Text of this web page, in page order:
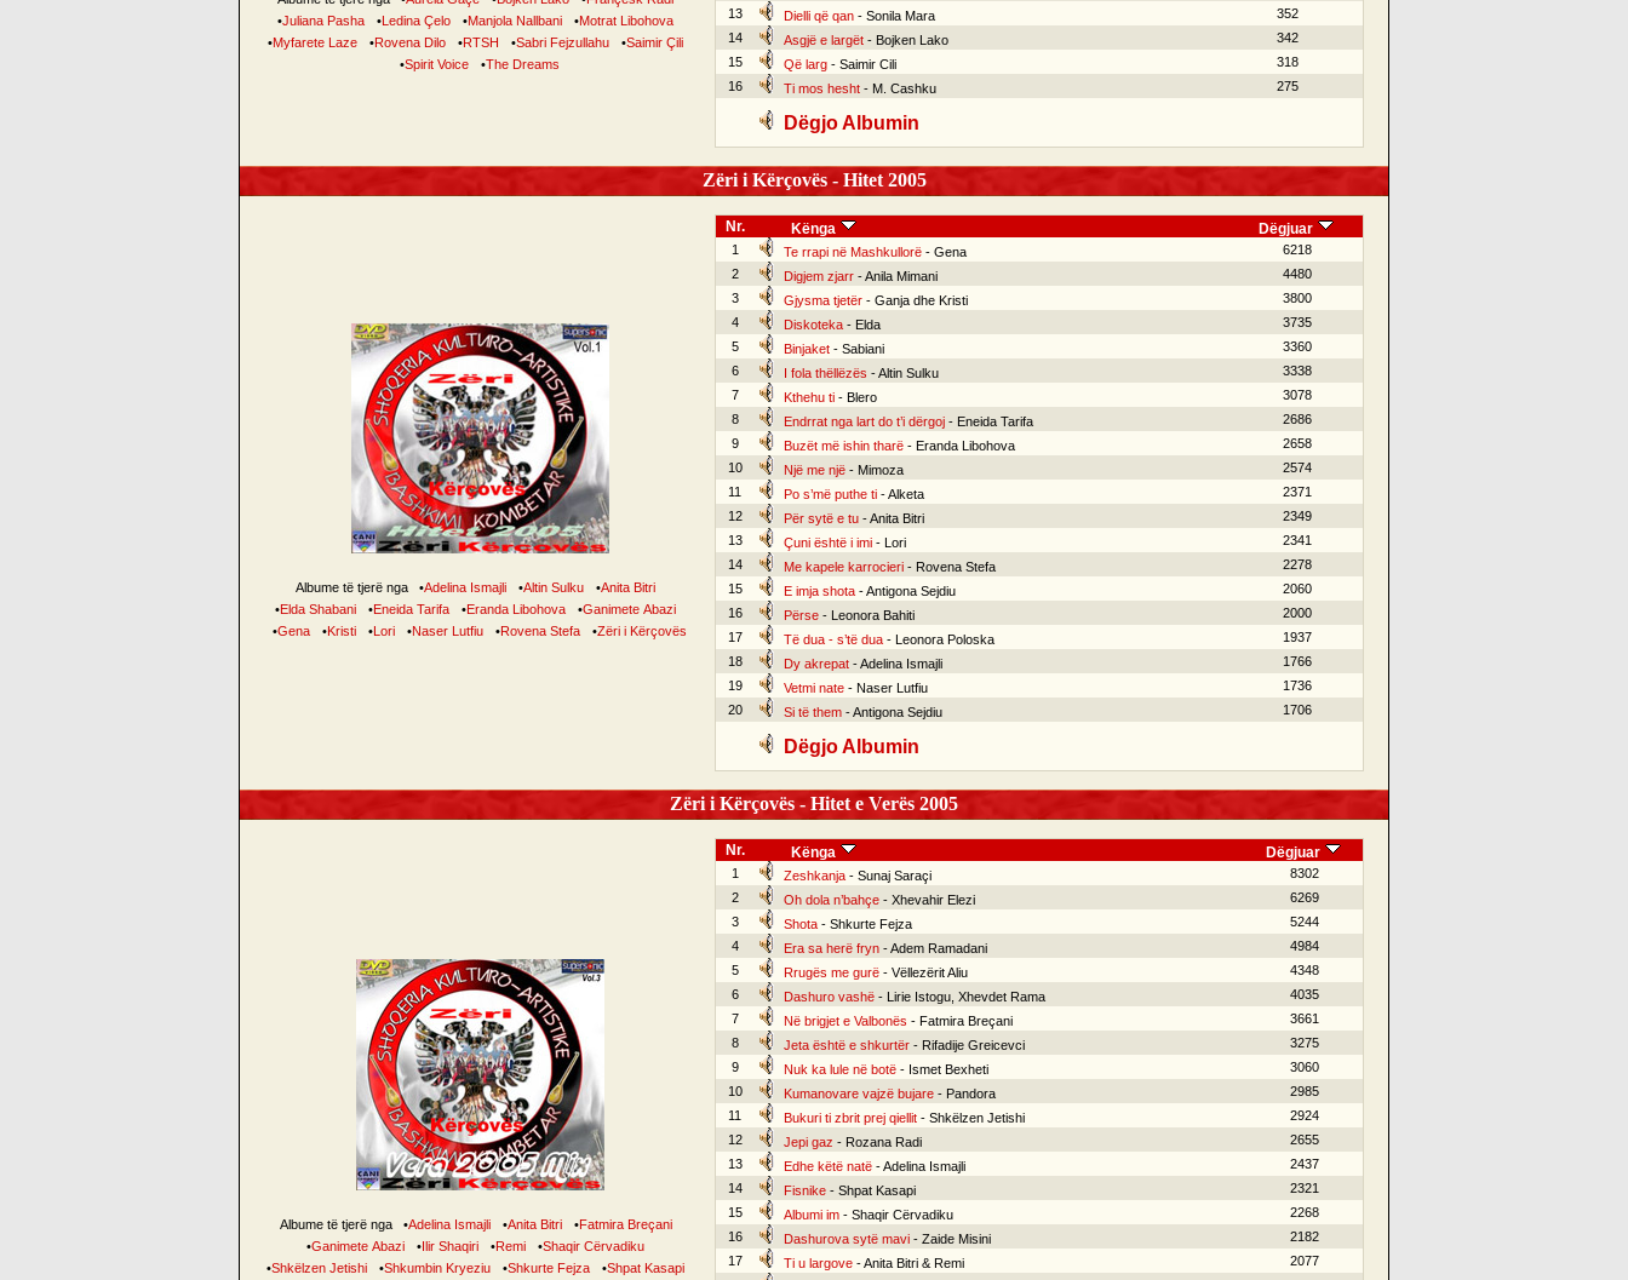
•Juliana Pasha •Ledina Çelo •Manjola Nallbani •Motrat Libohova
•Myfarete Laze •Rovena Dilo •RTSH •Sabri Fejzullahu •Saimir Çili
•Spirit Voice •The Dreams
13
Dielli që qan- Sonila Mara
352
14
Asgjë e largët- Bojken Lako
342
15
Që larg- Saimir Cili
318
16
Ti mos hesht- M. Cashku 275
Dëgjo Albumin
Zëri i Kërçovës - Hitet 2005
Albume të tjerë nga •Adelina Ismajli •Altin Sulku •Anita Bitri
•Elda Shabani •Eneida Tarifa •Eranda Libohova •Ganimete Abazi
•Gena •Kristi •Lori •Naser Lutfiu •Rovena Stefa •Zëri i Kërçovës
Nr. Kënga Dëgjuar
1 Te rrapi në Mashkullorë- Gena
6218
2
Digjem zjarr- Anila Mimani
4480
3
Gjysma tjetër- Ganja dhe Kristi
3800
4
Diskoteka- Elda
3735
5
Binjaket- Sabiani
3360
6
I fola thëllëzës - Altin Sulku
3338
7
Kthehu ti- Blero
3078
8
Endrrat nga lart do t’i dërgoj- Eneida Tarifa
2686
9
Buzët më ishin tharë- Eranda Libohova
2658
10
Një me një- Mimoza
2574
11
Po s’më puthe ti- Alketa
2371
12
Për sytë e tu- Anita Bitri
2349
13
Çuni është i imi- Lori
2341
14
Me kapele karrocieri- Rovena Stefa
2278
15
E imja shota- Antigona Sejdiu
2060
16
Përse- Leonora Bahiti
2000
17
Të dua - s’të dua- Leonora Poloska
1937
18
Dy akrepat- Adelina Ismajli
1766
19
Vetmi nate- Naser Lutfiu
1736
20
Si të them- Antigona Sejdiu 1706
Dëgjo Albumin
Zëri i Kërçovës - Hitet e Verës 2005
Albume të tjerë nga •Adelina Ismajli •Anita Bitri •Fatmira Breçani
•Ganimete Abazi •Ilir Shaqiri •Remi •Shaqir Cërvadiku
•Shkëlzen Jetishi •Shkumbin Kryeziu •Shkurte Fejza •Shpat Kasapi
Nr. Kënga Dëgjuar
1 Zeshkanja- Sunaj Saraçi
8302
2
Oh dola n’bahçe- Xhevahir Elezi
6269
3
Shota- Shkurte Fejza
5244
4
Era sa herë fryn- Adem Ramadani
4984
5
Rrugës me gurë- Vëllezërit Aliu
4348
6
Dashuro vashë- Lirie Istogu, Xhevdet Rama
4035
7
Në brigjet e Valbonës - Fatmira Breçani
3661
8
Jeta është e shkurtër- Rifadije Greicevci
3275
9
Nuk ka lule në botë- Ismet Bexheti
3060
10
Kumanovare vajzë bujare- Pandora
2985
11
Bukuri ti zbrit prej qiellit- Shkëlzen Jetishi
2924
12
Jepi gaz - Rozana Radi
2655
13
Edhe këtë natë- Adelina Ismajli
2437
14
Fisnike- Shpat Kasapi
2321
15
Albumi im- Shaqir Cërvadiku
2268
16
Dashurova sytë mavi- Zaide Misini
2182
17
Ti u largove- Anita Bitri & Remi
2077